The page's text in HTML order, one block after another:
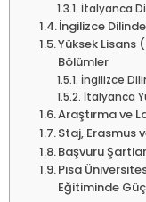
İtalyanca
İngilizce
Yüksek Lisans
Bölümler
İngilizce
İtalyanca
Araştırma ve
Staj, Erasmus
Başvuru
Pisa
Eğitiminde